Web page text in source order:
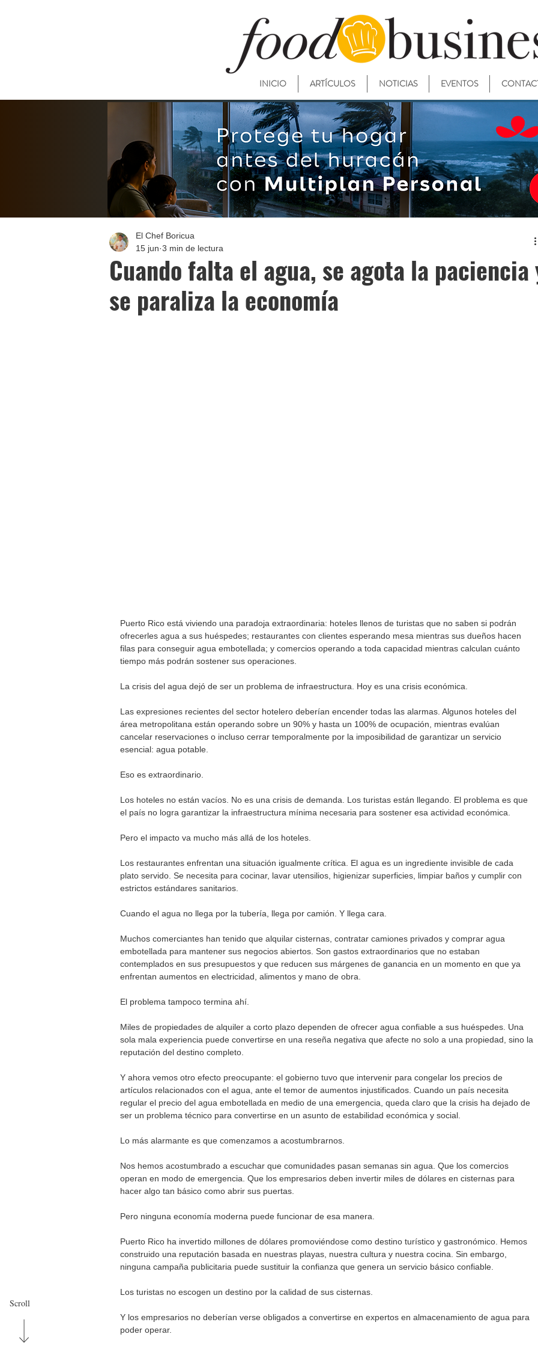
INICIO ARTÍCULOS NOTICIAS EVENTOS
Scroll
Cuando falta el agua, se agota la paciencia
se paraliza la economía
El Chef Boricua
15 jun 3 min de lectura
Puerto Rico está viviendo una paradoja extraordinaria: hoteles llenos de turistas que no saben si podrán
ofrecerles agua a sus huéspedes; restaurantes con clientes esperando mesa mientras sus dueños hacen
filas para conseguir agua embotellada; y comercios operando a toda capacidad mientras calculan cuánto
tiempo más podrán sostener sus operaciones.
La crisis del agua dejó de ser un problema de infraestructura. Hoy es una crisis económica.
Las expresiones recientes del sector hotelero deberían encender todas las alarmas. Algunos hoteles del
área metropolitana están operando sobre un 90% y hasta un 100% de ocupación, mientras evalúan
cancelar reservaciones o incluso cerrar temporalmente por la imposibilidad de garantizar un servicio
esencial: agua potable.
Eso es extraordinario.
Los hoteles no están vacíos. No es una crisis de demanda. Los turistas están llegando. El problema es que
el país no logra garantizar la infraestructura mínima necesaria para sostener esa actividad económica.
Pero el impacto va mucho más allá de los hoteles.
Los restaurantes enfrentan una situación igualmente crítica. El agua es un ingrediente invisible de cada
plato servido. Se necesita para cocinar, lavar utensilios, higienizar superficies, limpiar baños y cumplir con
estrictos estándares sanitarios.
Cuando el agua no llega por la tubería, llega por camión. Y llega cara.
Muchos comerciantes han tenido que alquilar cisternas, contratar camiones privados y comprar agua
embotellada para mantener sus negocios abiertos. Son gastos extraordinarios que no estaban
contemplados en sus presupuestos y que reducen sus márgenes de ganancia en un momento en que ya
enfrentan aumentos en electricidad, alimentos y mano de obra.
El problema tampoco termina ahí.
Miles de propiedades de alquiler a corto plazo dependen de ofrecer agua confiable a sus huéspedes. Una
sola mala experiencia puede convertirse en una reseña negativa que afecte no solo a una propiedad, sino la
reputación del destino completo.
Y ahora vemos otro efecto preocupante: el gobierno tuvo que intervenir para congelar los precios de
artículos relacionados con el agua, ante el temor de aumentos injustificados. Cuando un país necesita
regular el precio del agua embotellada en medio de una emergencia, queda claro que la crisis ha dejado de
ser un problema técnico para convertirse en un asunto de estabilidad económica y social.
Lo más alarmante es que comenzamos a acostumbrarnos.
Nos hemos acostumbrado a escuchar que comunidades pasan semanas sin agua. Que los comercios
operan en modo de emergencia. Que los empresarios deben invertir miles de dólares en cisternas para
hacer algo tan básico como abrir sus puertas.
Pero ninguna economía moderna puede funcionar de esa manera.
Puerto Rico ha invertido millones de dólares promoviéndose como destino turístico y gastronómico. Hemos
construido una reputación basada en nuestras playas, nuestra cultura y nuestra cocina. Sin embargo,
ninguna campaña publicitaria puede sustituir la confianza que genera un servicio básico confiable.
Los turistas no escogen un destino por la calidad de sus cisternas.
Y los empresarios no deberían verse obligados a convertirse en expertos en almacenamiento de agua para
poder operar.